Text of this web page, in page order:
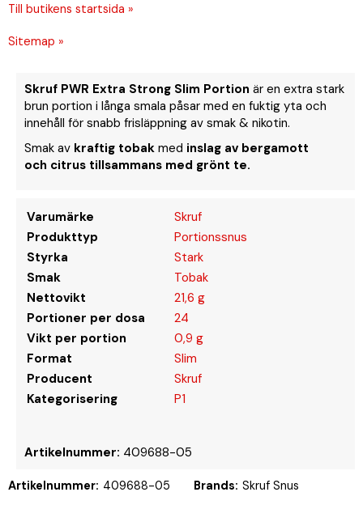
Till butikens startsida »
Sitemap »
Skruf PWR Extra Strong Slim Portion är en extra stark
brun portion i långa smala påsar med en fuktig yta och
innehåll för snabb frisläppning av smak & nikotin. ​
Smak av kraftig tobak med inslag av bergamott
och citrus tillsammans med grönt te.
Varumärke
Skruf
Produkttyp
Portionssnus
Styrka
Stark
Smak
Tobak
Nettovikt
21,6 g
Portioner per dosa
24
Vikt per portion
0,9 g
Format
Slim
Producent
Skruf
Kategorisering
P1
Artikelnummer: 409688-05
Artikelnummer: 409688-05 Brands: Skruf Snus